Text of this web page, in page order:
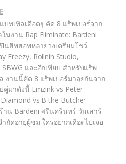
บทเทิลเดือดๆ คัด 8 แร็พเปอร์จาก
นงาน Rap Eliminate: Bardeni
นฮิพฮอพหลายวงเตรียมโชว์
Freezy, Rollnin Studio,
และอีกเพียบ สำหรับแร็พ
งานนี้คัด 8 แร็พเปอร์มาลุยกันจาก
มาดังนี้ Emzink vs Peter
Diamond vs B the Butcher
าน Bardeni ศรีนครินทร์ วันเสาร์
ดอายุผู้ชม ใครอยากเดือดไปเจอ